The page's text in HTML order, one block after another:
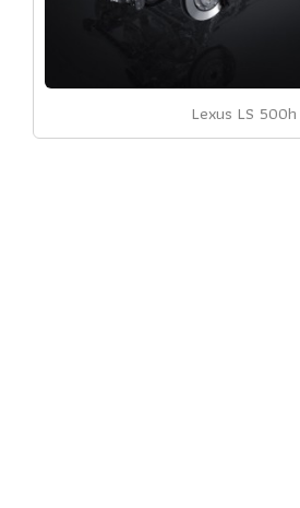
Lexus LS 500h